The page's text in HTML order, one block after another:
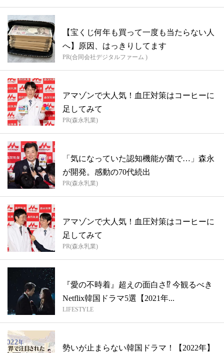
【宝くじ何年も買って一度も当たらない人
へ】原因、はっきりしてます
PR(合同会社デジタルファーム )
アマゾンで大人気！血圧対策はコーヒーに
足してみて
PR(森永乳業)
「気になっていた認知機能が菌で…」森永
が開発。感動の70代続出
PR(森永乳業)
アマゾンで大人気！血圧対策はコーヒーに
足してみて
PR(森永乳業)
『愛の不時着』超えの面白さ⁉ 今観るべき
Netflix韓国ドラマ5選【2021年...
LIFESTYLE
勢いが止まらない韓国ドラマ！【2022年】